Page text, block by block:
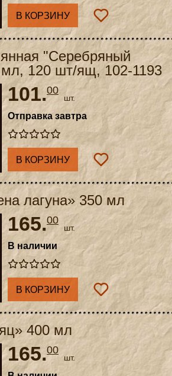
В КОРЗИНУ
"Серебряный
120 шт/ящ, 102-1193
101.00
шт.
Отправка завтра
В КОРЗИНУ
лагуна» 350 мл
165.00
шт.
В наличии
В КОРЗИНУ
400 мл
165.00
шт.